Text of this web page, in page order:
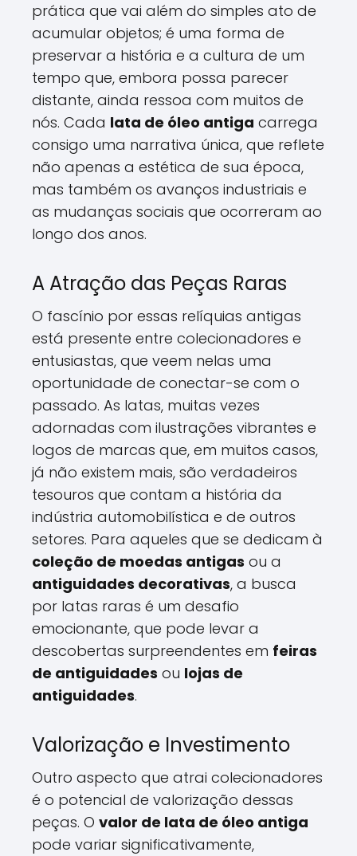
prática que vai além do simples ato de
acumular objetos; é uma forma de
preservar a história e a cultura de um
tempo que, embora possa parecer
distante, ainda ressoa com muitos de
nós. Cada lata de óleo antiga carrega
consigo uma narrativa única, que reflete
não apenas a estética de sua época,
mas também os avanços industriais e
as mudanças sociais que ocorreram ao
longo dos anos.
A Atração das Peças Raras
O fascínio por essas relíquias antigas
está presente entre colecionadores e
entusiastas, que veem nelas uma
oportunidade de conectar-se com o
passado. As latas, muitas vezes
adornadas com ilustrações vibrantes e
logos de marcas que, em muitos casos,
já não existem mais, são verdadeiros
tesouros que contam a história da
indústria automobilística e de outros
setores. Para aqueles que se dedicam à
coleção de moedas antigas ou a
antiguidades decorativas, a busca
por latas raras é um desafio
emocionante, que pode levar a
descobertas surpreendentes em feiras
de antiguidades ou lojas de
antiguidades.
Valorização e Investimento
Outro aspecto que atrai colecionadores
é o potencial de valorização dessas
peças. O valor de lata de óleo antiga
pode variar significativamente,